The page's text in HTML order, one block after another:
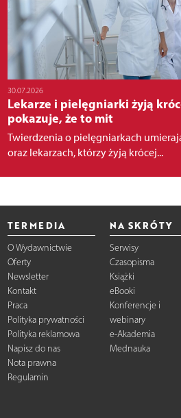
30.07.2026
Lekarze i pielęgniarki żyją
pokazuje, że to mit
Twierdzenia o pielęgniarkach
oraz lekarzach, którzy żyją krócej...
TERMEDIA
O Wydawnictwie
Oferty
Newsletter
Kontakt
Praca
Polityka prywatności
Polityka reklamowa
Napisz do nas
Nota prawna
Regulamin
NA SKRÓTY
Serwisy
Czasopisma
Książki
eBooki
Konferencje i
webinary
e-Akademia
Mednauka